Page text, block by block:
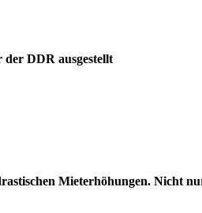
DDR ausgestellt
Mieterhöhungen. Nicht